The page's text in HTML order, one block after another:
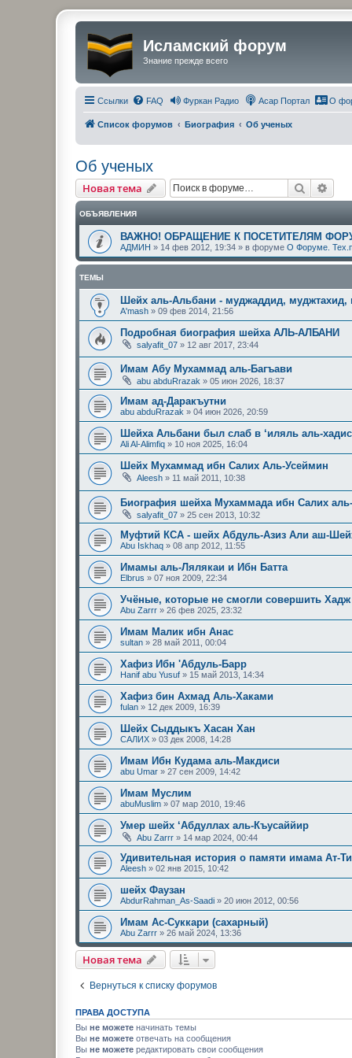
Исламский форум
Знание прежде всего
Ссылки FAQ Фуркан Радио Асар Портал О
Список форумов Биография Об ученых
Об ученых
Новая тема Поиск
ОБЪЯВЛЕНИЯ
ВАЖНО! ОБРАЩЕНИЕ К ПОСЕТИТЕЛЯМ
АДМИН » 14 фев 2012, 19:34 » в форуме О Форуме.
ТЕМЫ
Шейх аль-Альбани - муджаддид, муджтахид,
A'mash » 09 фев 2014, 21:56
Подробная биография шейха АЛЬ-АЛБАНИ
salyafit_07 » 12 авг 2017, 23:44
Имам Абу Мухаммад аль-Багъави
abu abduRrazak » 05 июн 2026, 18:37
Имам ад-Даракъутни
abu abduRrazak » 04 июн 2026, 20:59
Шейха Альбани был слаб в ‘иляль аль-
Ali Al-Alimfiq » 10 ноя 2025, 16:04
Шейх Мухаммад ибн Салих Аль-Усеймин
Aleesh » 11 май 2011, 10:38
Биография шейха Мухаммада ибн Салих
salyafit_07 » 25 сен 2013, 10:32
Муфтий КСА - шейх Абдуль-Азиз Али аш-
Abu Iskhaq » 08 апр 2012, 11:55
Имамы аль-Лялякаи и Ибн Батта
Elbrus » 07 ноя 2009, 22:34
Учёные, которые не смогли совершить
Abu Zarrr » 26 фев 2025, 23:32
Имам Малик ибн Анас
sultan » 28 май 2011, 00:04
Хафиз Ибн 'Абдуль-Барр
Hanif abu Yusuf » 15 май 2013, 14:34
Хафиз бин Ахмад Аль-Хаками
fulan » 12 дек 2009, 16:39
Шейх Сыддыкъ Хасан Хан
САЛИХ » 03 дек 2008, 14:28
Имам Ибн Кудама аль-Макдиси
abu Umar » 27 сен 2009, 14:42
Имам Муслим
abuMuslim » 07 мар 2010, 19:46
Умер шейх ‘Абдуллах аль-Къусаййир
Abu Zarrr » 14 мар 2024, 00:44
Удивительная история о памяти имама Ат-
Aleesh » 02 янв 2015, 10:42
шейх Фаузан
AbdurRahman_As-Saadi » 20 июн 2012, 00:56
Имам Ас-Суккари (сахарный)
Abu Zarrr » 26 май 2024, 13:36
Новая тема
Вернуться к списку форумов
ПРАВА ДОСТУПА
Вы не можете начинать темы
Вы не можете отвечать на сообщения
Вы не можете редактировать свои сообщения